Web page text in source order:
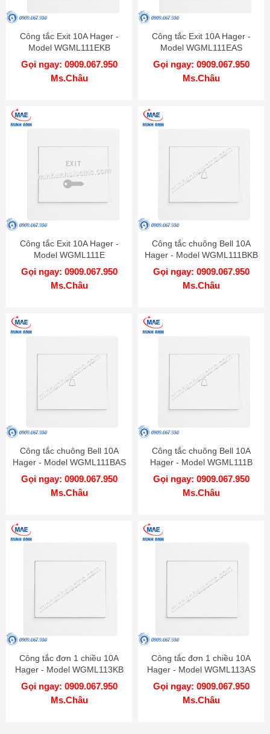
Công tắc Exit 10A Hager -
Model WGML111EKB
Gọi ngay: 0909.067.950
Ms.Châu
Công tắc Exit 10A Hager -
Model WGML111EAS
Gọi ngay: 0909.067.950
Ms.Châu
Công tắc Exit 10A Hager -
Model WGML111E
Gọi ngay: 0909.067.950
Ms.Châu
Công tắc chuông Bell 10A
Hager - Model WGML111BKB
Gọi ngay: 0909.067.950
Ms.Châu
Công tắc chuông Bell 10A
Hager - Model WGML111BAS
Gọi ngay: 0909.067.950
Ms.Châu
Công tắc chuông Bell 10A
Hager - Model WGML111B
Gọi ngay: 0909.067.950
Ms.Châu
Công tắc đơn 1 chiều 10A
Hager - Model WGML113KB
Gọi ngay: 0909.067.950
Ms.Châu
Công tắc đơn 1 chiều 10A
Hager - Model WGML113AS
Gọi ngay: 0909.067.950
Ms.Châu